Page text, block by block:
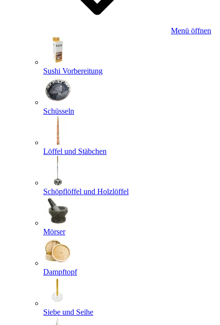
Menü öffnen
Sushi Vorbereitung
Schüsseln
Löffel und Stäbchen
Schöpflöffel und Holzlöffel
Mörser
Dampftopf
Siebe und Seihe